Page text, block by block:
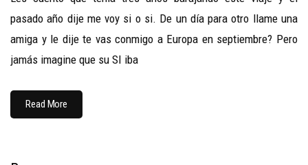
pasado año dije me voy si o si. De un día para otro llame una
amiga y le dije te vas conmigo a Europa en septiembre? Pero
jamás imagine que su SI iba
Read More